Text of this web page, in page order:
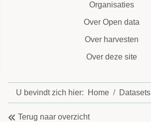
Organisaties
Over Open data
Over harvesten
Over deze site
U bevindt zich hier: Home Datasets
Terug naar overzicht